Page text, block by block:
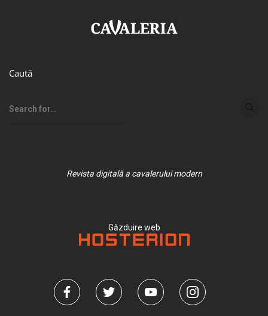
Caută
Revista digitală a cavalerului modern
Găzduire web